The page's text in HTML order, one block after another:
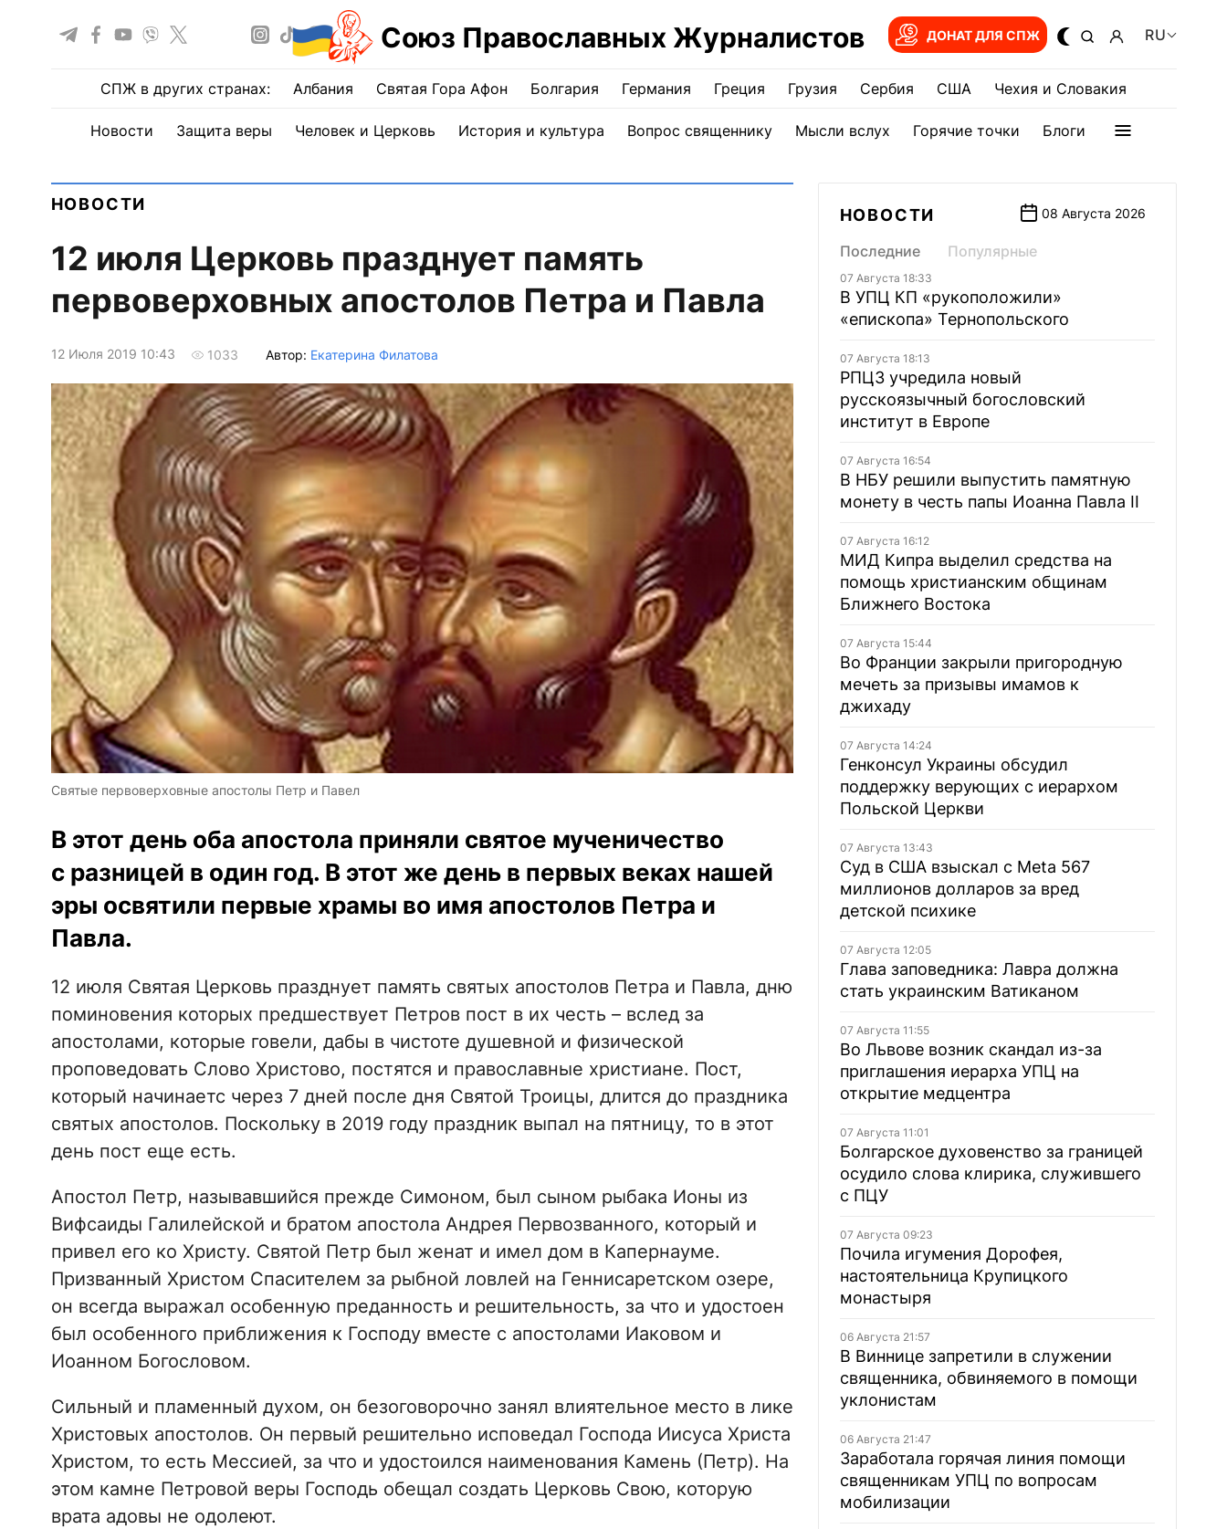
Союз Православных Журналистов ДОНАТ ДЛЯ СПЖ RU
СПЖ в других странах: Албания Святая Гора Афон Болгария Германия Греция Грузия Сербия США Чехия и Словакия
Новости Защита веры Человек и Церковь История и культура Вопрос священнику Мысли вслух Горячие точки Блоги
НОВОСТИ
12 июля Церковь празднует память
первоверховных апостолов Петра и Павла
12 Июля 2019 10:43 1033 Автор: Екатерина Филатова
Святые первоверховные апостолы Петр и Павел
В этот день оба апостола приняли святое мученичество
с разницей в один год. В этот же день в первых веках нашей
эры освятили первые храмы во имя апостолов Петра и
Павла.
12 июля Святая Церковь празднует память святых апостолов Петра и Павла, дню
поминовения которых предшествует Петров пост в их честь – вслед за
апостолами, которые говели, дабы в чистоте душевной и физической
проповедовать Слово Христово, постятся и православные христиане. Пост,
который начинаетс через 7 дней после дня Святой Троицы, длится до праздника
святых апостолов. Поскольку в 2019 году праздник выпал на пятницу, то в этот
день пост еще есть.
Апостол Петр, называвшийся прежде Симоном, был сыном рыбака Ионы из
Вифсаиды Галилейской и братом апостола Андрея Первозванного, который и
привел его ко Христу. Святой Петр был женат и имел дом в Капернауме.
Призванный Христом Спасителем за рыбной ловлей на Геннисаретском озере,
он всегда выражал особенную преданность и решительность, за что и удостоен
был особенного приближения к Господу вместе с апостолами Иаковом и
Иоанном Богословом.
Сильный и пламенный духом, он безоговорочно занял влиятельное место в лике
Христовых апостолов. Он первый решительно исповедал Господа Иисуса Христа
Христом, то есть Мессией, за что и удостоился наименования Камень (Петр). На
этом камне Петровой веры Господь обещал создать Церковь Свою, которую
врата адовы не одолеют.
НОВОСТИ 08 Августа 2026
Последние Популярные
07 Августа 18:33
В УПЦ КП «рукоположили»
«епископа» Тернопольского
07 Августа 18:13
РПЦЗ учредила новый
русскоязычный богословский
институт в Европе
07 Августа 16:54
В НБУ решили выпустить памятную
монету в честь папы Иоанна Павла II
07 Августа 16:12
МИД Кипра выделил средства на
помощь христианским общинам
Ближнего Востока
07 Августа 15:44
Во Франции закрыли пригородную
мечеть за призывы имамов к
джихаду
07 Августа 14:24
Генконсул Украины обсудил
поддержку верующих с иерархом
Польской Церкви
07 Августа 13:43
Суд в США взыскал с Meta 567
миллионов долларов за вред
детской психике
07 Августа 12:05
Глава заповедника: Лавра должна
стать украинским Ватиканом
07 Августа 11:55
Во Львове возник скандал из-за
приглашения иерарха УПЦ на
открытие медцентра
07 Августа 11:01
Болгарское духовенство за границей
осудило слова клирика, служившего
с ПЦУ
07 Августа 09:23
Почила игумения Дорофея,
настоятельница Крупицкого
монастыря
06 Августа 21:57
В Виннице запретили в служении
священника, обвиняемого в помощи
уклонистам
06 Августа 21:47
Заработала горячая линия помощи
священникам УПЦ по вопросам
мобилизации